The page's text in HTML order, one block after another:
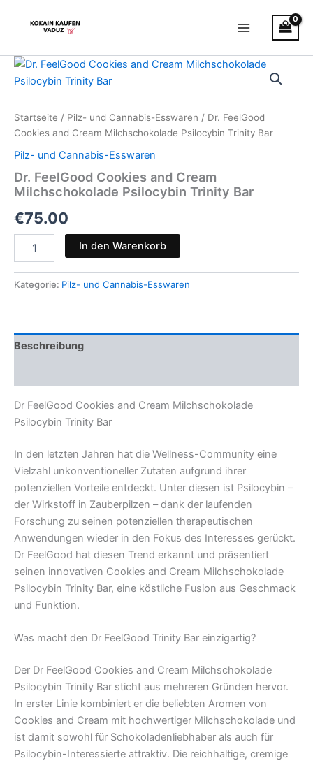
Menu
Startseite / Pilz- und Cannabis-Esswaren / Dr. FeelGood
Cookies and Cream Milchschokolade Psilocybin Trinity Bar
Pilz- und Cannabis-Esswaren
Dr. FeelGood Cookies and Cream
Milchschokolade Psilocybin Trinity Bar
€75.00
Dr.
FeelGood
Cookies
Cream
Milchschokolade
Trinity
Bar
Menge
In den Warenkorb
Kategorie: Pilz- und Cannabis-Esswaren
Beschreibung
Dr FeelGood Cookies and Cream Milchschokolade
Psilocybin Trinity Bar
In den letzten Jahren hat die Wellness-Community eine
Vielzahl unkonventioneller Zutaten aufgrund ihrer
potenziellen Vorteile entdeckt. Unter diesen ist Psilocybin –
der Wirkstoff in Zauberpilzen – dank der laufenden
Forschung zu seinen potenziellen therapeutischen
Anwendungen wieder in den Fokus des Interesses gerückt.
Dr FeelGood hat diesen Trend erkannt und präsentiert
seinen innovativen Cookies and Cream Milchschokolade
Psilocybin Trinity Bar, eine köstliche Fusion aus Geschmack
und Funktion.
Was macht den Dr FeelGood Trinity Bar einzigartig?
Der Dr FeelGood Cookies and Cream Milchschokolade
Psilocybin Trinity Bar sticht aus mehreren Gründen hervor.
In erster Linie kombiniert er die beliebten Aromen von
Cookies and Cream mit hochwertiger Milchschokolade und
ist damit sowohl für Schokoladenliebhaber als auch für
Psilocybin-Interessierte attraktiv. Die reichhaltige, cremige